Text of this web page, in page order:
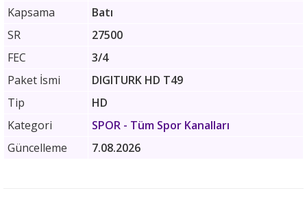
Kapsama
Batı
SR
27500
FEC
3/4
Paket İsmi
DIGITURK HD T49
Tip
HD
Kategori
SPOR - Tüm Spor Kanalları
Güncelleme
7.08.2026